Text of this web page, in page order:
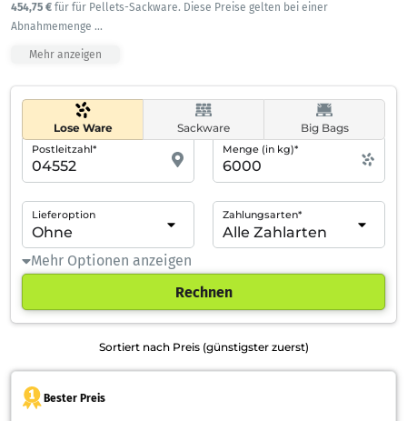
454,75 € für für Pellets-Sackware. Diese Preise gelten bei einer
Abnahmemenge ...
Mehr anzeigen
Lose Ware Sackware Big Bags
Postleitzahl* Menge (in kg)*
Lieferoption Zahlungsarten*
Mehr Optionen anzeigen
Rechnen
Sortiert nach Preis (günstigster zuerst)
Bester Preis